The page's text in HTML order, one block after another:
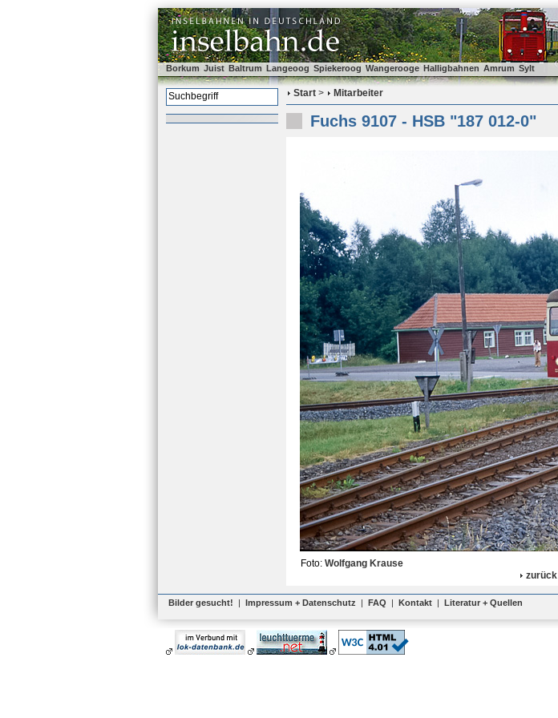
Borkum Juist Baltrum Langeoog Spiekeroog Wangerooge Halligbahnen Amrum Sylt
Start > Mitarbeiter
Fuchs 9107 - HSB "187 012-0"
Foto: Wolfgang Krause
zurück
Bilder gesucht! | Impressum + Datenschutz | FAQ | Kontakt | Literatur + Quellen